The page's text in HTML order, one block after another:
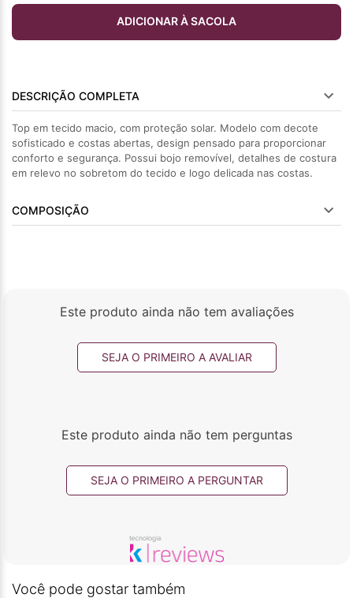
ADICIONAR À SACOLA
DESCRIÇÃO COMPLETA
Top em tecido macio, com proteção solar. Modelo com decote
sofisticado e costas abertas, design pensado para proporcionar
conforto e segurança. Possui bojo removível, detalhes de costura
em relevo no sobretom do tecido e logo delicada nas costas.
COMPOSIÇÃO
Este produto ainda não tem avaliações
SEJA O PRIMEIRO A AVALIAR
Este produto ainda não tem perguntas
SEJA O PRIMEIRO A PERGUNTAR
Você pode gostar também